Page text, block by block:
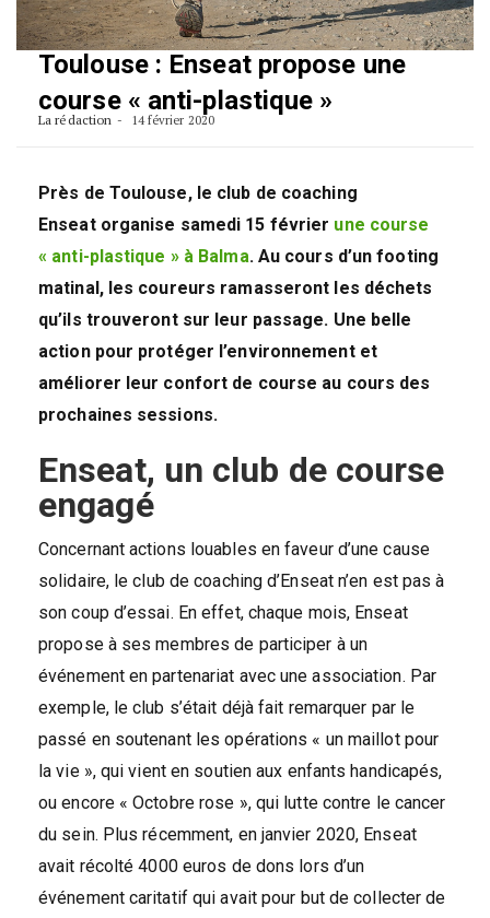
Toulouse : Enseat propose une
course « anti-plastique »
La rédaction 14 février 2020
Près de Toulouse, le club de coaching
Enseat organise samedi 15 février une course
« anti-plastique » à Balma. Au cours d’un footing
matinal, les coureurs ramasseront les déchets
qu’ils trouveront sur leur passage. Une belle
action pour protéger l’environnement et
améliorer leur confort de course au cours des
prochaines sessions.
Enseat, un club de course
engagé
Concernant actions louables en faveur d’une cause
solidaire, le club de coaching d’Enseat n’en est pas à
son coup d’essai. En effet, chaque mois, Enseat
propose à ses membres de participer à un
événement en partenariat avec une association. Par
exemple, le club s’était déjà fait remarquer par le
passé en soutenant les opérations « un maillot pour
la vie », qui vient en soutien aux enfants handicapés,
ou encore « Octobre rose », qui lutte contre le cancer
du sein. Plus récemment, en janvier 2020, Enseat
avait récolté 4000 euros de dons lors d’un
événement caritatif qui avait pour but de collecter de